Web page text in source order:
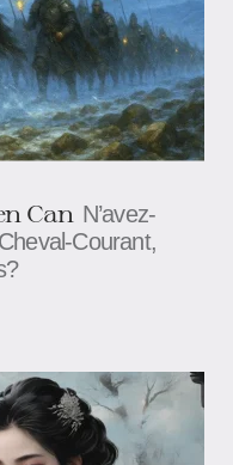
Can N’avez-
Courant,